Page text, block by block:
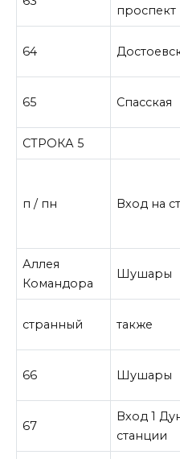
проспект
64
65 Спасская
СТРОКА 5
п / пн Вход на
Аллея
Командора
Шушары
странный также
66 Шушары
67
Вход 1
станции